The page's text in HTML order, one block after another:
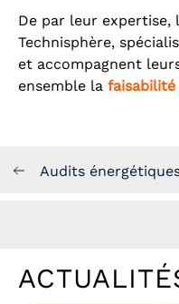
De par leur expertise,
Technisphère,
et accompagnent
ensemble la
Audits